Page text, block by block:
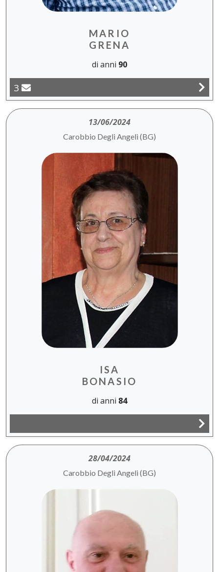
MARIO
GRENA
di anni 90
3
13/06/2024
Carobbio Degli Angeli (BG)
ISA
BONASIO
di anni 84
28/04/2024
Carobbio Degli Angeli (BG)